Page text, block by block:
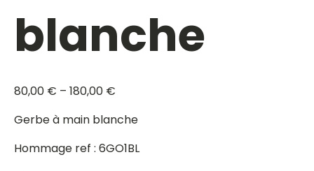
blanche
80,00 € – 180,00 €
Gerbe à main blanche
Hommage ref : 6GO1BL